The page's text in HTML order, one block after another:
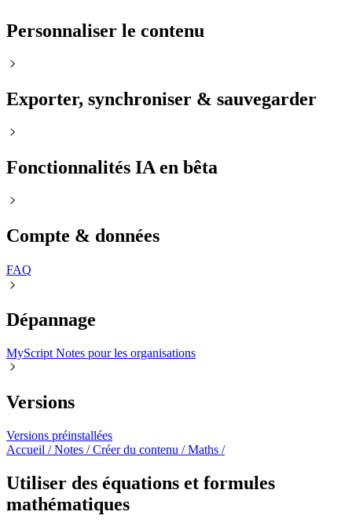
Personnaliser le contenu
Exporter, synchroniser & sauvegarder
Fonctionnalités IA en bêta
Compte & données
FAQㅤ
Dépannage
MyScript Notes pour les organisations
Versions
Versions préinstallées
Accueil /Notes /Créer du contenu /Maths /
Utiliser des équations et formules
mathématiques